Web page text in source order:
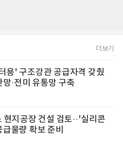
더보기
용' 구조강관 공급자격 갖췄
·전미 유통망 구축
지공장 건설 검토··'실리콘
물량 확보 준비